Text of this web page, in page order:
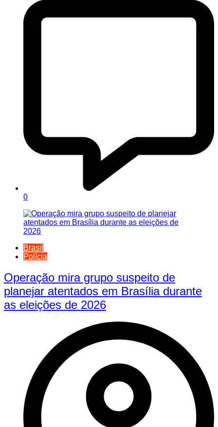
0
Brasil
Polícia
Operação mira grupo suspeito de
planejar atentados em Brasília durante
as eleições de 2026